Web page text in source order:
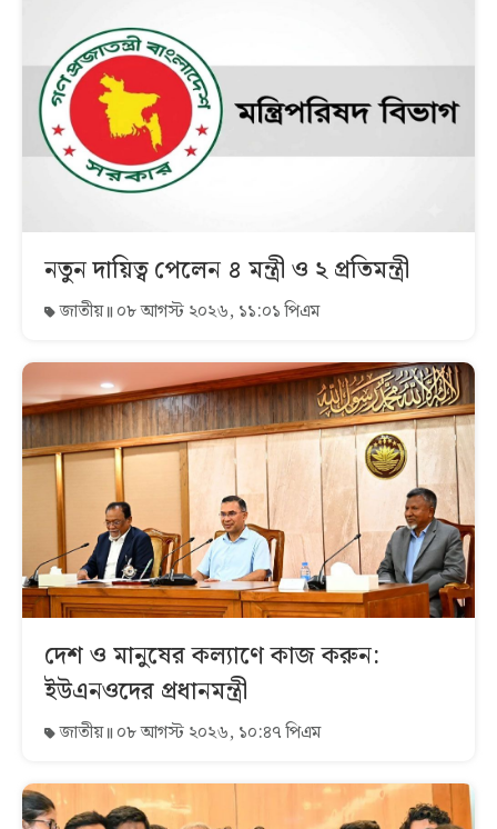
নতুন দায়িত্ব পেলেন ৪ মন্ত্রী ও ২ প্রতিমন্ত্রী
জাতীয় ০৮ আগস্ট ২০২৬, ১১:০১ পিএম
দেশ ও মানুষের কল্যাণে কাজ করুন:
ইউএনওদের প্রধানমন্ত্রী
জাতীয় ০৮ আগস্ট ২০২৬, ১০:৪৭ পিএম